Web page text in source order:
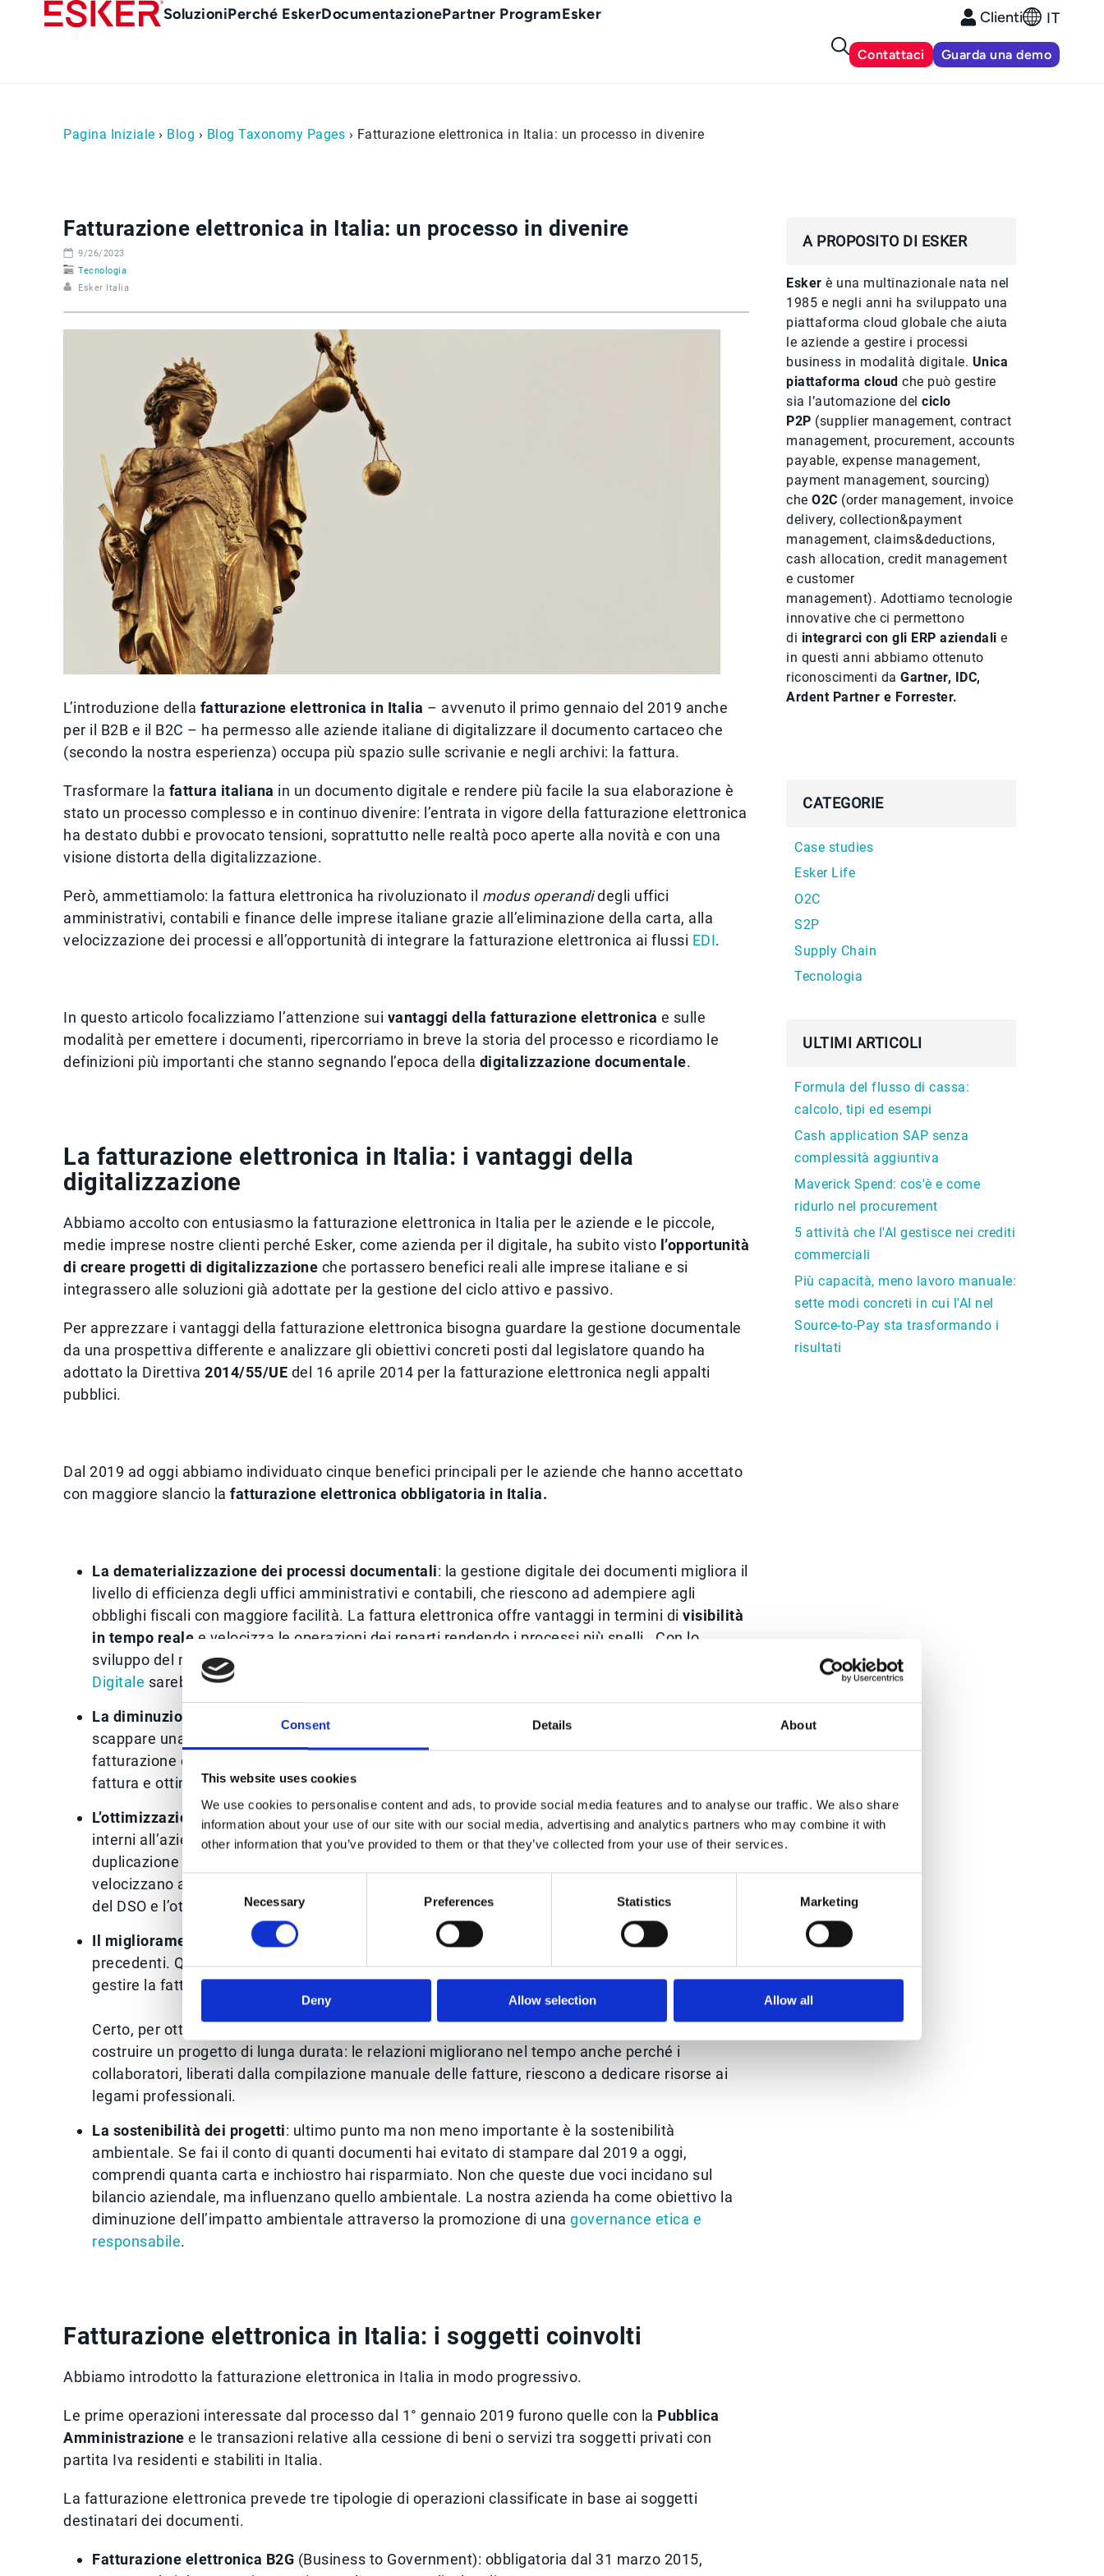
Consent Details About
This website uses cookies
We use cookies to personalise content and ads, to provide social media features and to analyse our traffic. We also share
information about your use of our site with our social media, advertising and analytics partners who may combine it with
other information that you’ve provided to them or that they’ve collected from your use of their services.
Consent
Selection
Necessary Preferences Statistics Marketing
Deny Allow selection Allow all
Main
SoluzioniPerché EskerDocumentazionePartner ProgramEsker Clienti IT
Contattaci Guarda una demo
Pagina Iniziale › Blog › Blog Taxonomy Pages › Fatturazione elettronica in Italia: un processo in divenire
Fatturazione elettronica in Italia: un processo in divenire
9/26/2023
Tecnologia
Esker Italia
L’introduzione della fatturazione elettronica in Italia – avvenuto il primo gennaio del 2019 anche
per il B2B e il B2C – ha permesso alle aziende italiane di digitalizzare il documento cartaceo che
(secondo la nostra esperienza) occupa più spazio sulle scrivanie e negli archivi: la fattura.
Trasformare la fattura italiana in un documento digitale e rendere più facile la sua elaborazione è
stato un processo complesso e in continuo divenire: l’entrata in vigore della fatturazione elettronica
ha destato dubbi e provocato tensioni, soprattutto nelle realtà poco aperte alla novità e con una
visione distorta della digitalizzazione.
Però, ammettiamolo: la fattura elettronica ha rivoluzionato il modus operandidegli uffici
amministrativi, contabili e finance delle imprese italiane grazie all’eliminazione della carta, alla
velocizzazione dei processi e all’opportunità di integrare la fatturazione elettronica ai flussi EDI.
In questo articolo focalizziamo l’attenzione sui vantaggi della fatturazione elettronica e sulle
modalità per emettere i documenti, ripercorriamo in breve la storia del processo e ricordiamo le
definizioni più importanti che stanno segnando l’epoca della digitalizzazione documentale.
La fatturazione elettronica in Italia: i vantaggi della
digitalizzazione
Abbiamo accolto con entusiasmo la fatturazione elettronica in Italia per le aziende e le piccole,
medie imprese nostre clienti perché Esker, come azienda per il digitale, ha subito visto l’opportunità
di creare progetti di digitalizzazione che portassero benefici reali alle imprese italiane e si
integrassero alle soluzioni già adottate per la gestione del ciclo attivo e passivo.
Per apprezzare i vantaggi della fatturazione elettronica bisogna guardare la gestione documentale
da una prospettiva differente e analizzare gli obiettivi concreti posti dal legislatore quando ha
adottato la Direttiva 2014/55/UE del 16 aprile 2014 per la fatturazione elettronica negli appalti
pubblici.
Dal 2019 ad oggi abbiamo individuato cinque benefici principali per le aziende che hanno accettato
con maggiore slancio la fatturazione elettronica obbligatoria in Italia.
La dematerializzazione dei processi documentali: la gestione digitale dei documenti migliora il
livello di efficienza degli uffici amministrativi e contabili, che riescono ad adempiere agli
obblighi fiscali con maggiore facilità. La fattura elettronica offre vantaggi in termini di visibilità
in tempo reale e velocizza le operazioni dei reparti rendendo i processi più snelli. Con lo
sviluppo del mercato digitale, l’arrivo delle AI e il processo globale di
Digitale sarebbe stato impensabile lavorare ancora con le fatture cartacee.
La diminuzione degli errori:la compilazione manuale delle fatture genera errori. A tutti può
scappare una cifra invertita, un indirizzo scorretto, un codice univoco non conforme. La
fatturazione elettronica in Italia ha permesso alle imprese di diminuire o eliminare gli errori in
fattura e ottimizzare l’efficienza dei processi.
L’ottimizzazione dei costi
: l’automazione e l’integrazione della fattura elettronica nei processi
interni all’azienda permette di ridurre i costi vivi derivanti dal data entry manuale, dalla
duplicazione dei documenti, dall’inserimento errato degli ordini. I sistemi di riconciliazione
velocizzano anche i processi di autorizzazione dei pagamenti: ne conseguono la diminuzione
del DSO e l’ottimizzazione del cash flow.
Il miglioramento delle relazioni con clienti e fornitori
: è la diretta conseguenza dei punti
precedenti. Quando i nostri partner ricevono documenti corretti, puntuali, precisi e possono
gestire la fatturazione senza scambiare decine di e-mail, lavorano con maggiore serenità.
Certo, per ottenere questo beneficio è necessario investire in
costruire un progetto di lunga durata: le relazioni migliorano nel tempo anche perché i
collaboratori, liberati dalla compilazione manuale delle fatture, riescono a dedicare risorse ai
legami professionali.
La sostenibilità dei progetti: ultimo punto ma non meno importante è la sostenibilità
ambientale. Se fai il conto di quanti documenti hai evitato di stampare dal 2019 a oggi,
comprendi quanta carta e inchiostro hai risparmiato. Non che queste due voci incidano sul
bilancio aziendale, ma influenzano quello ambientale. La nostra azienda ha come obiettivo la
diminuzione dell’impatto ambientale attraverso la promozione di una governance etica e
responsabile.
Fatturazione elettronica in Italia: i soggetti coinvolti
Abbiamo introdotto la fatturazione elettronica in Italia in modo progressivo.
Le prime operazioni interessate dal processo dal 1° gennaio 2019 furono quelle con la Pubblica
Amministrazione e le transazioni relative alla cessione di beni o servizi tra soggetti privati con
partita Iva residenti e stabiliti in Italia.
La fatturazione elettronica prevede tre tipologie di operazioni classificate in base ai soggetti
destinatari dei documenti.
Fatturazione elettronica B2G (Business to Government): obbligatoria dal 31 marzo 2015,
A PROPOSITO DI ESKER
Esker è una multinazionale nata nel
1985 e negli anni ha sviluppato una
piattaforma cloud globale che aiuta
le aziende a gestire i processi
business in modalità digitale. Unica
piattaforma cloud che può gestire
sia l’automazione del ciclo
P2P (supplier management, contract
management, procurement, accounts
payable, expense management,
payment management, sourcing)
che O2C (order management, invoice
delivery, collection&payment
management, claims&deductions,
cash allocation, credit management
e customer
management). Adottiamo tecnologie
innovative che ci permettono
di integrarci con gli ERP aziendali e
in questi anni abbiamo ottenuto
riconoscimenti da Gartner, IDC,
Ardent Partner e Forrester.
CATEGORIE
Case studies
Esker Life
O2C
S2P
Supply Chain
Tecnologia
ULTIMI ARTICOLI
Formula del flusso di cassa:
calcolo, tipi ed esempi
Cash application SAP senza
complessità aggiuntiva
Maverick Spend: cos'è e come
ridurlo nel procurement
5 attività che l'AI gestisce nei crediti
commerciali
Più capacità, meno lavoro manuale:
sette modi concreti in cui l'AI nel
Source-to-Pay sta trasformando i
risultati